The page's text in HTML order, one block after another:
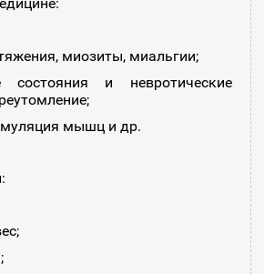
миозиты, миальгии;
состояния и невротические
мышц и др.